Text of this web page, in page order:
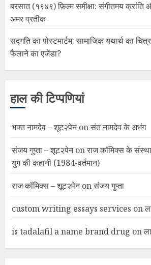
बरसात (१९४९) फ़िल्म समीक्षा: संगीतमय
अमर प्रतीक
सद्गति का पोस्टमार्टम: सामाजिक यथार्थ का
फैलाने का एजेंडा?
हाल की टिप्पणियां
भक्त नामदेव – शूट२पेनonसंत नामदेव के अभंग
संजय गुप्ता – शूट२पेनonराज कॉमिक्स के
युग की कहानी (1984-वर्तमान)
राज कॉमिक्स – शूट२पेनonसंजय गुप्ता
custom writing essays services on
is tadalafil a name brand drug on